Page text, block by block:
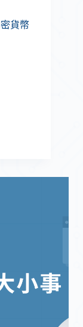
貨幣